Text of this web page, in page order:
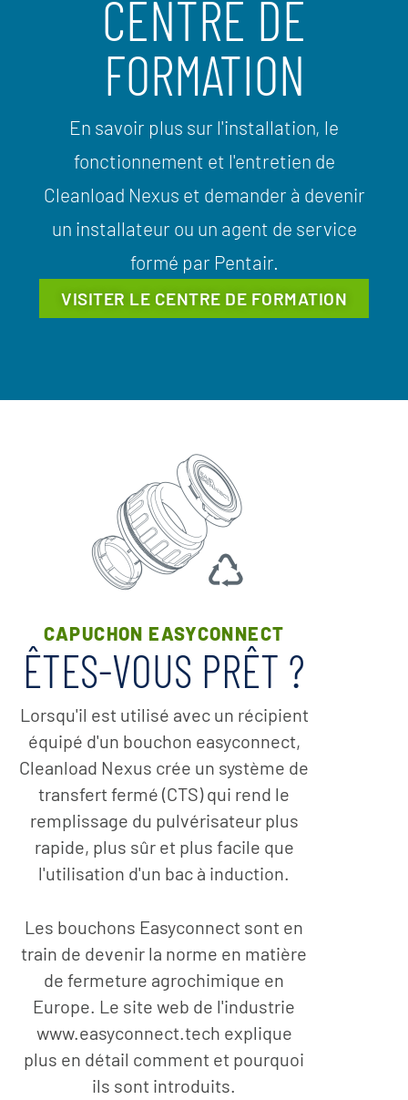
CENTRE DE
FORMATION
En savoir plus sur l'installation, le
fonctionnement et l'entretien de
Cleanload Nexus et demander à devenir
un installateur ou un agent de service
formé par Pentair.
VISITER LE CENTRE DE FORMATION
CAPUCHON EASYCONNECT
ÊTES-VOUS PRÊT ?
Lorsqu'il est utilisé avec un récipient
équipé d'un bouchon easyconnect,
Cleanload Nexus crée un système de
transfert fermé (CTS) qui rend le
remplissage du pulvérisateur plus
rapide, plus sûr et plus facile que
l'utilisation d'un bac à induction.
Les bouchons Easyconnect sont en
train de devenir la norme en matière
de fermeture agrochimique en
Europe. Le site web de l'industrie
www.easyconnect.tech explique
plus en détail comment et pourquoi
ils sont introduits.